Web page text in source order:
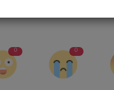
0
0